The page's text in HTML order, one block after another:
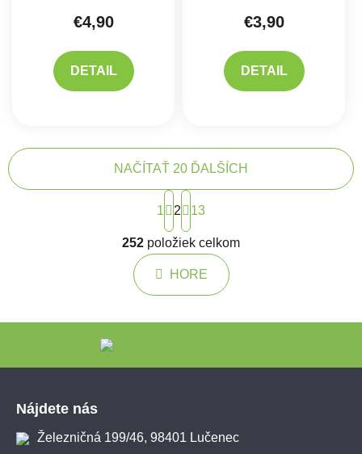
€4,90
DETAIL
€3,90
DETAIL
Ovládacie prvky výpisu
NAČÍTAŤ 20 ĎALŠÍCH
Stránkovanie
1 2 13
252 položiek celkom
HORE
Nájdete nás
Železničná 199/46, 98401 Lučenec